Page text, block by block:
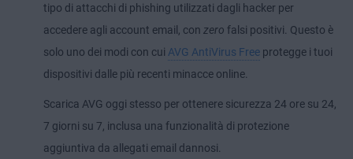
tipo di attacchi di phishing utilizzati dagli hacker per
accedere agli account email, con zero falsi positivi. Questo è
solo uno dei modi con cui AVG AntiVirus Free protegge i tuoi
dispositivi dalle più recenti minacce online.
Scarica AVG oggi stesso per ottenere sicurezza 24 ore su 24,
7 giorni su 7, inclusa una funzionalità di protezione
aggiuntiva da allegati email dannosi.